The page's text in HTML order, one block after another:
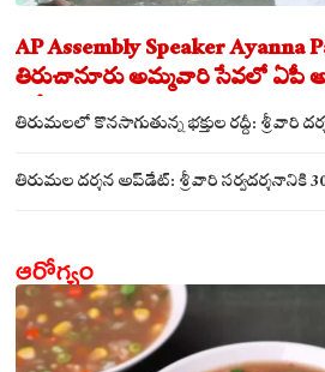
AP Assembly Speaker
తిరుచానూరు అమ్మవారి సేవలో ఏపీ
సమేతంగా దర్శించుకున్న
తిరుమలలో కొనసాగుతున్న భక్తుల రద్దీ: శ్రీవారి
తిరుమల దర్శన అప్‌డేట్: శ్రీవారి సర్వదర్శనానికి
ఆరోగ్యం